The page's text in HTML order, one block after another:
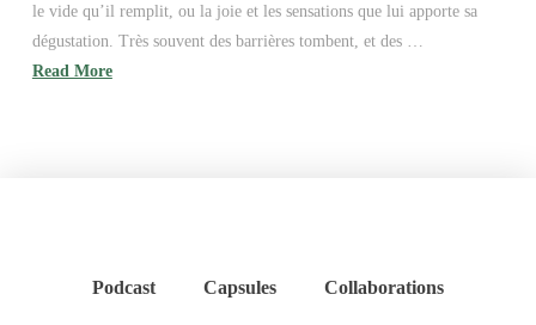
le vide qu’il remplit, ou la joie et les sensations que lui apporte sa
dégustation. Très souvent des barrières tombent, et des …
Read More
Podcast Capsules Collaborations